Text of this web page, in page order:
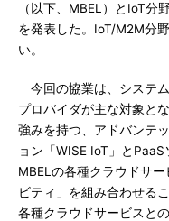
（以下、MBEL）とIoT分
を発表した。IoT/M2M分
い。
今回の協業は、システ
プロバイダが主な対象と
強みを持つ、アドバンテ
ョン「WISE IoT」と
MBELの各種クラウドサ
ビティ」を組み合わせる
各種クラウドサービスと